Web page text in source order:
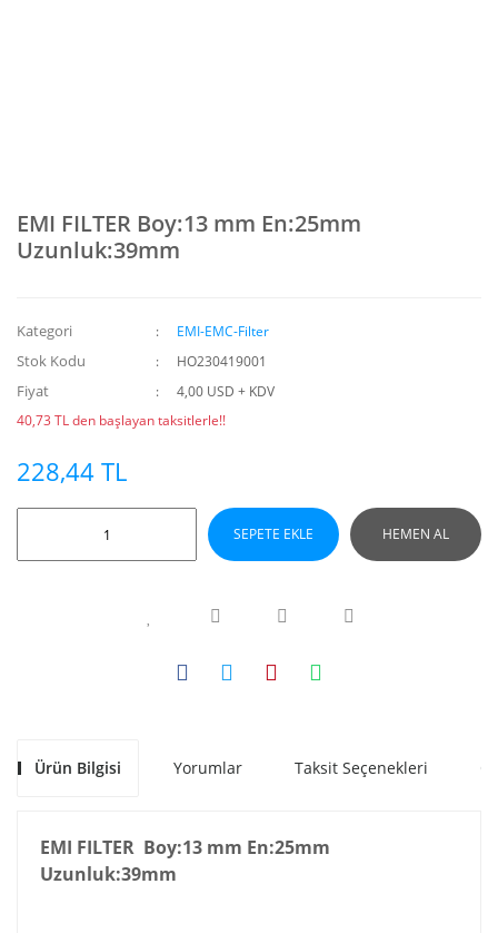
EMI FILTER Boy:13 mm En:25mm
Uzunluk:39mm
Kategori EMI-EMC-Filter
Stok Kodu HO230419001
Fiyat
4,00 USD + KDV
40,73 TL den başlayan taksitlerle!!
228,44 TL
SEPETE EKLE HEMEN AL
Ürün Bilgisi Yorumlar Taksit Seçenekleri
EMI FILTER Boy:13 mm En:25mm
Uzunluk:39mm